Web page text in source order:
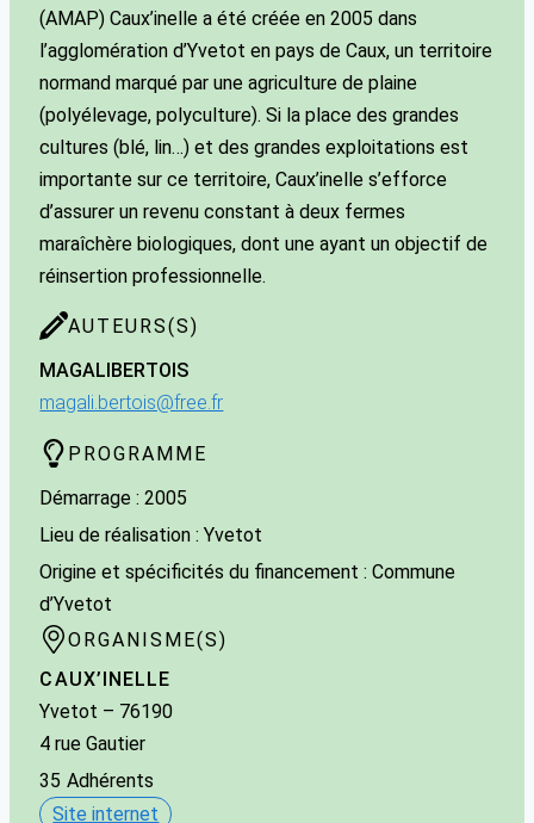
(AMAP) Caux’inelle a été créée en 2005 dans
l’agglomération d’Yvetot en pays de Caux, un territoire
normand marqué par une agriculture de plaine
(polyélevage, polyculture). Si la place des grandes
cultures (blé, lin…) et des grandes exploitations est
importante sur ce territoire, Caux’inelle s’efforce
d’assurer un revenu constant à deux fermes
maraîchère biologiques, dont une ayant un objectif de
réinsertion professionnelle.
AUTEURS(S)
MAGALIBERTOIS
magali.bertois@free.fr
PROGRAMME
Démarrage : 2005
Lieu de réalisation : Yvetot
Origine et spécificités du financement : Commune
d’Yvetot
ORGANISME(S)
CAUX’INELLE
Yvetot – 76190
4 rue Gautier
35 Adhérents
Site internet